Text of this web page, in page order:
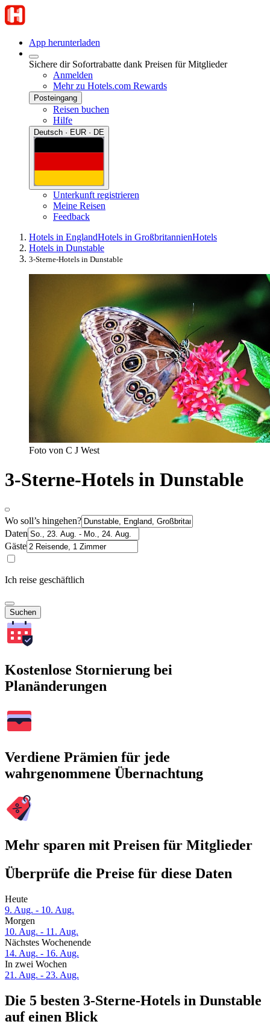
App herunterladen
Sichere dir Sofortrabatte dank Preisen für Mitglieder
Anmelden
Mehr zu Hotels.com Rewards
Posteingang
Reisen buchen
Hilfe
Deutsch · EUR · DE
Unterkunft registrieren
Meine Reisen
Feedback
Hotels in EnglandHotels in GroßbritannienHotels
Hotels in Dunstable
3-Sterne-Hotels in Dunstable
Foto von C J West
3-Sterne-Hotels in Dunstable
Wo soll’s hingehen?
Daten
Gäste
Ich reise geschäftlich
Suchen
Kostenlose Stornierung bei
Planänderungen
Verdiene Prämien für jede
wahrgenommene Übernachtung
Mehr sparen mit Preisen für Mitglieder
Überprüfe die Preise für diese Daten
Heute
9. Aug. - 10. Aug.
Morgen
10. Aug. - 11. Aug.
Nächstes Wochenende
14. Aug. - 16. Aug.
In zwei Wochen
21. Aug. - 23. Aug.
Die 5 besten 3-Sterne-Hotels in Dunstable
auf einen Blick